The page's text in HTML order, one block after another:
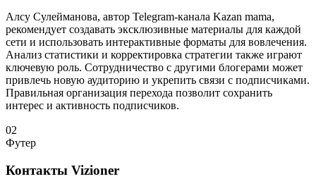
Алсу Сулейманова, автор Telegram-канала Kazan mama,
рекомендует создавать эксклюзивные материалы для каждой
сети и использовать интерактивные форматы для вовлечения.
Анализ статистики и корректировка стратегии также играют
ключевую роль. Сотрудничество с другими блогерами может
привлечь новую аудиторию и укрепить связи с подписчиками.
Правильная организация перехода позволит сохранить
интерес и активность подписчиков.
02
Футер
Контакты Vizioner